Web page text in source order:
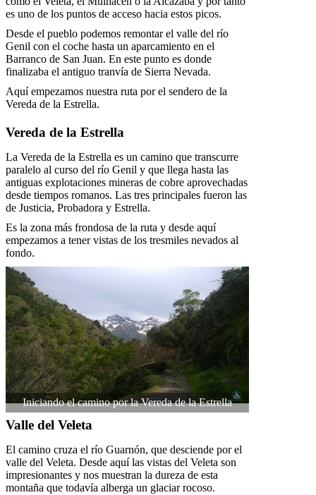
es uno de los puntos de acceso hacia estos picos.
Desde el pueblo podemos remontar el valle del río
Genil con el coche hasta un aparcamiento en el
Barranco de San Juan. En este punto es donde
finalizaba el antiguo tranvía de Sierra Nevada.
Aquí empezamos nuestra ruta por el sendero de la
Vereda de la Estrella.
Vereda de la Estrella
La Vereda de la Estrella es un camino que transcurre
paralelo al curso del río Genil y que llega hasta las
antiguas explotaciones mineras de cobre aprovechadas
desde tiempos romanos. Las tres principales fueron las
de Justicia, Probadora y Estrella.
Es la zona más frondosa de la ruta y desde aquí
empezamos a tener vistas de los tresmiles nevados al
fondo.
Iniciando el camino por la Vereda de la Estrella
Valle del Veleta
El camino cruza el río Guarnón, que desciende por el
valle del Veleta. Desde aquí las vistas del Veleta son
impresionantes y nos muestran la dureza de esta
montaña que todavía alberga un glaciar rocoso.